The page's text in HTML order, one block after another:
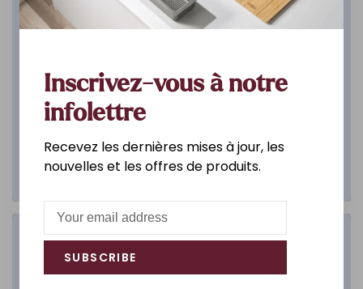
Salle de bain
Inscrivez-vous à notre
infolettre
Recevez les dernières mises à jour, les
nouvelles et les offres de produits.
SUBSCRIBE